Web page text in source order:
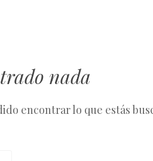
nada
encontrar lo que estás